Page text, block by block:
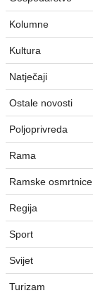
Kolumne
Kultura
Natječaji
Ostale novosti
Poljoprivreda
Rama
Ramske osmrtnice
Regija
Sport
Svijet
Turizam